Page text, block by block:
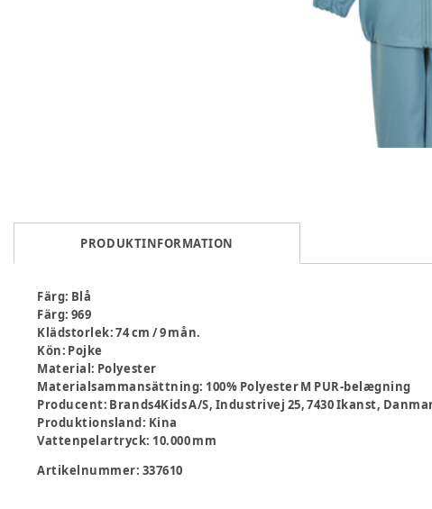
PRODUKTINFORMATION
Färg: Blå
Färg: 969
Klädstorlek:74 cm / 9 mån.
Kön: Pojke
Material: Polyester
Materialsammansättning: 100% Polyester M PUR-belægning
Producent: Brands4Kids A/S, Industrivej 25, 7430 Ikanst,
Produktionsland: Kina
Vattenpelartryck: 10.000 mm
Artikelnummer: 337610